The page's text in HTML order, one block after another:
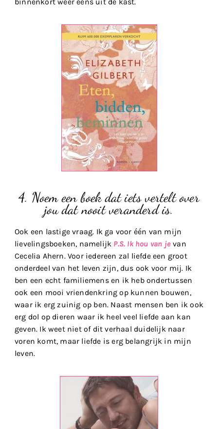
4. Noem een boek dat iets vertelt over
jou dat nooit veranderd is.
Ook een lastige vraag. Ik ga voor één van mijn
lievelingsboeken, namelijk P.S. Ik hou van je van
Cecelia Ahern. Voor iedereen zal liefde een groot
onderdeel van het leven zijn, dus ook voor mij. Ik
ben een echt familiemens en ik heb ondertussen
ook een mooi vriendenkring op kunnen bouwen,
waar ik erg zuinig op ben. Naast mensen ben ik ook
erg dol op dieren waar ik heel veel liefde aan kan
geven. Ik weet niet of dit verhaal duidelijk naar
voren komt, maar liefde is erg belangrijk in mijn
leven.